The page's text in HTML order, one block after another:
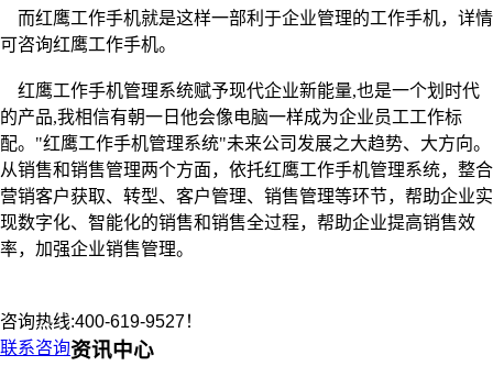
而红鹰工作手机就是这样一部利于企业管理的工作手机，详情
可咨询红鹰工作手机。
红鹰工作手机管理系统赋予现代企业新能量,也是一个划时代
的产品,我相信有朝一日他会像电脑一样成为企业员工工作标
配。"红鹰工作手机管理系统"未来公司发展之大趋势、大方向。
从销售和销售管理两个方面，依托红鹰工作手机管理系统，整合
营销客户获取、转型、客户管理、销售管理等环节，帮助企业实
现数字化、智能化的销售和销售全过程，帮助企业提高销售效
率，加强企业销售管理。
咨询热线:400-619-9527！
联系咨询资讯中心